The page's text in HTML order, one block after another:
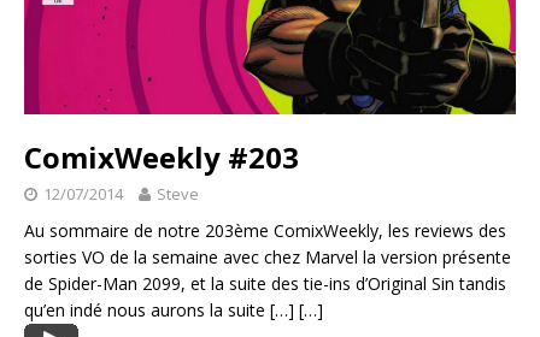
ComixWeekly #203
12/07/2014 Steve
Au sommaire de notre 203ème ComixWeekly, les reviews des
sorties VO de la semaine avec chez Marvel la version présente
de Spider-Man 2099, et la suite des tie-ins d’Original Sin tandis
qu’en indé nous aurons la suite […] […]